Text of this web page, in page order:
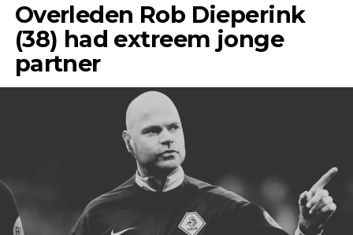
Overleden Rob Dieperink
(38) had extreem jonge
partner